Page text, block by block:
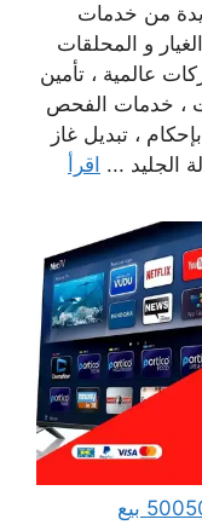
من خدمات
و المحلقات
عالمية ، تأمين
، خدمات الفحص
، تبديل غاز
الجليد ... اقرأ
بيع تلفزيونات شاشات الكويت 50050623 بيع